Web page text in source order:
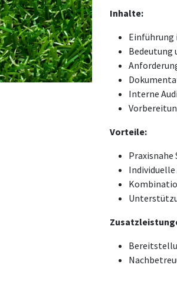
Inhalte:
Einführung
Bedeutung
Interne
Vorteile:
Praxisnahe
Individuelle